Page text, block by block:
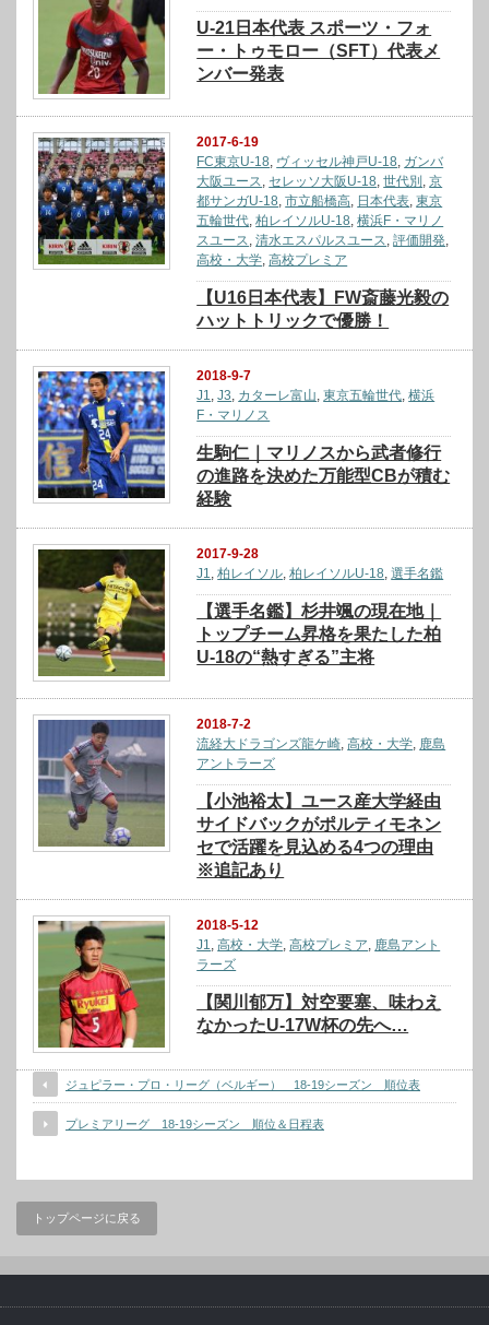
U-21日本代表 スポーツ・フォ
ー・トゥモロー（SFT）代表メ
ンバー発表
2017-6-19
FC東京U-18 ヴィッセル神戸U-18 ガンバ
大阪ユース
セレッソ大阪U-18 ,世代別 ,京
都サンガU-18 ,市立船橋高 日本代表 ,東京
五輪世代 ,柏レイソルU-18 ,横浜F・マリノ
スユース ,清水エスパルスユース ,評価開発
高校・大学 ,高校プレミア
【U16日本代表】FW斎藤光毅の
ハットトリックで優勝！
2018-9-7
J1
,J3 カターレ富山 ,東京五輪世代 ,横浜
F・マリノス
生駒仁｜マリノスから武者修行
の進路を決めた万能型CBが積む
経験
2017-9-28
J1
,柏レイソル ,柏レイソルU-18 ,選手名鑑
【選手名鑑】杉井颯の現在地｜
トップチーム昇格を果たした柏
U-18の“熱すぎる”主将
2018-7-2
流経大ドラゴンズ龍ケ崎,高校・大学, 鹿島
アントラーズ
【小池裕太】ユース産大学経由
サイドバックがポルティモネン
セで活躍を見込める4つの理由
※追記あり
2018-5-12
J1,高校・大学,高校プレミア, 鹿島アント
ラーズ
【関川郁万】対空要塞、味わえ
なかったU-17W杯の先へ…
ジュピラー・プロ・リーグ（ベルギー） 18-19シーズン 順位表
プレミアリーグ 18-19シーズン 順位＆日程表
トップページに戻る